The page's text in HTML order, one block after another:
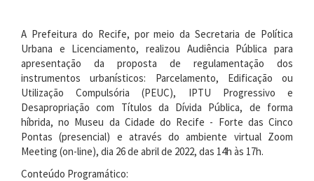
A Prefeitura do Recife, por meio da Secretaria de Política
Urbana e Licenciamento, realizou Audiência Pública para
apresentação da proposta de regulamentação dos
instrumentos urbanísticos: Parcelamento, Edificação ou
Utilização Compulsória (PEUC), IPTU Progressivo e
Desapropriação com Títulos da Dívida Pública, de forma
híbrida, no Museu da Cidade do Recife - Forte das Cinco
Pontas (presencial) e através do ambiente virtual Zoom
Meeting (on-line), dia 26 de abril de 2022, das 14h às 17h.
Conteúdo Programático: